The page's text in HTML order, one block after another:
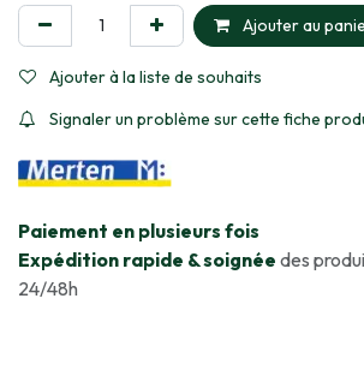
Ajouter au
Ajouter à la liste de souhaits
Signaler un problème sur cette fiche
​Paiement en plusieurs fois
Expédition rapide & soignée des
24/48h